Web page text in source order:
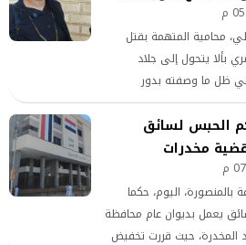
محامية المتهمة بقتل
بألا يتحول إلى جلاد
ظل ما وصفته بدور
قاسية قبل أو بعد صدور
الحبس لسائق
مخدرات
بالمنصورة، اليوم، حكما
يعمل بديوان عام محافظة
المخدرة، حيث قررت تخفيض